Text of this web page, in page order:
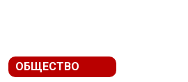
ОБЩЕСТВО